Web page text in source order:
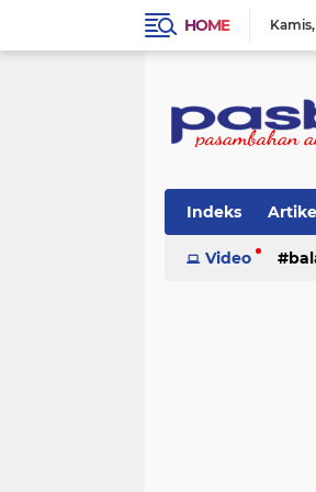
HOME Kamis
Indeks
Musik
Video